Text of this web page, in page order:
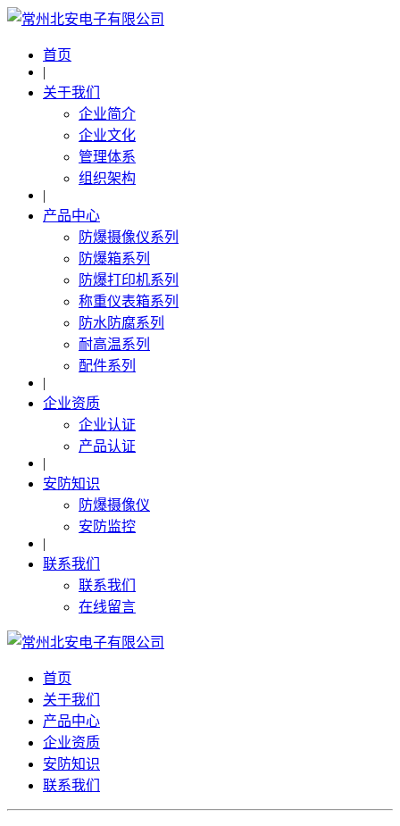
首页
|
关于我们
企业简介
企业文化
管理体系
组织架构
|
产品中心
防爆摄像仪系列
防爆箱系列
防爆打印机系列
称重仪表箱系列
防水防腐系列
耐高温系列
配件系列
|
企业资质
企业认证
产品认证
|
安防知识
防爆摄像仪
安防监控
|
联系我们
联系我们
在线留言
首页
关于我们
产品中心
企业资质
安防知识
联系我们